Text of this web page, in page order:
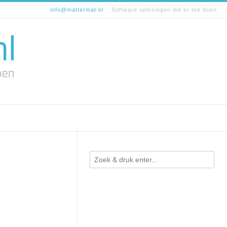
info@mattermat.nl Software oplosingen die er toe doen